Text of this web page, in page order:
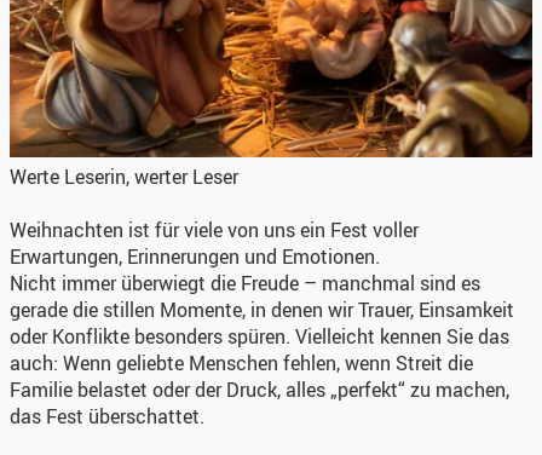
Werte Leserin, werter Leser
Weihnachten ist für viele von uns ein Fest voller
Erwartungen, Erinnerungen und Emotionen.
Nicht immer überwiegt die Freude – manchmal sind es
gerade die stillen Momente, in denen wir Trauer, Einsamkeit
oder Konflikte besonders spüren. Vielleicht kennen Sie das
auch: Wenn geliebte Menschen fehlen, wenn Streit die
Familie belastet oder der Druck, alles „perfekt“ zu machen,
das Fest überschattet.